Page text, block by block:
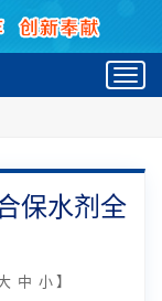
保水剂全
中 小】